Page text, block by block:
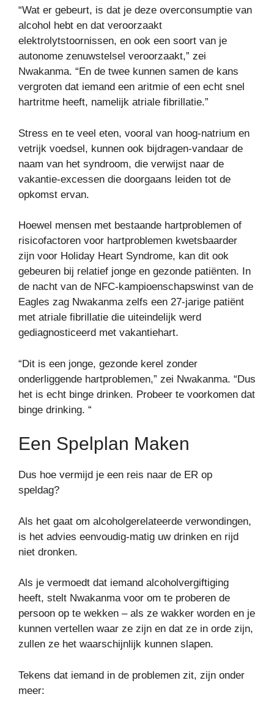
“Wat er gebeurt, is dat je deze overconsumptie van
alcohol hebt en dat veroorzaakt
elektrolytstoornissen, en ook een soort van je
autonome zenuwstelsel veroorzaakt,” zei
Nwakanma. “En de twee kunnen samen de kans
vergroten dat iemand een aritmie of een echt snel
hartritme heeft, namelijk atriale fibrillatie.”
Stress en te veel eten, vooral van hoog-natrium en
vetrijk voedsel, kunnen ook bijdragen-vandaar de
naam van het syndroom, die verwijst naar de
vakantie-excessen die doorgaans leiden tot de
opkomst ervan.
Hoewel mensen met bestaande hartproblemen of
risicofactoren voor hartproblemen kwetsbaarder
zijn voor Holiday Heart Syndrome, kan dit ook
gebeuren bij relatief jonge en gezonde patiënten. In
de nacht van de NFC-kampioenschapswinst van de
Eagles zag Nwakanma zelfs een 27-jarige patiënt
met atriale fibrillatie die uiteindelijk werd
gediagnosticeerd met vakantiehart.
“Dit is een jonge, gezonde kerel zonder
onderliggende hartproblemen,” zei Nwakanma. “Dus
het is echt binge drinken. Probeer te voorkomen dat
binge drinking. “
Een Spelplan Maken
Dus hoe vermijd je een reis naar de ER op
speldag?
Als het gaat om alcoholgerelateerde verwondingen,
is het advies eenvoudig-matig uw drinken en rijd
niet dronken.
Als je vermoedt dat iemand alcoholvergiftiging
heeft, stelt Nwakanma voor om te proberen de
persoon op te wekken – als ze wakker worden en je
kunnen vertellen waar ze zijn en dat ze in orde zijn,
zullen ze het waarschijnlijk kunnen slapen.
Tekens dat iemand in de problemen zit, zijn onder
meer: